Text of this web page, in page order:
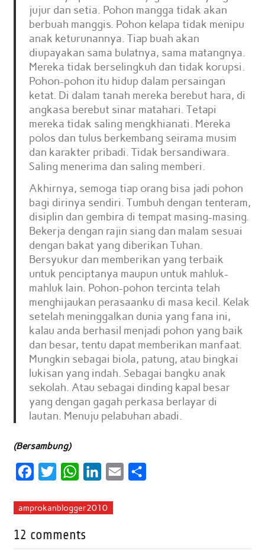
jujur dan setia. Pohon mangga tidak akan
berbuah manggis. Pohon kelapa tidak menipu
anak keturunannya. Tiap buah akan
diupayakan sama bulatnya, sama matangnya.
Mereka tidak berselingkuh dan tidak korupsi.
Pohon-pohon itu hidup dalam persaingan
ketat. Di dalam tanah mereka berebut hara, di
angkasa berebut sinar matahari. Tetapi
mereka tidak saling mengkhianati. Mereka
polos dan tulus berkembang seirama musim
dan karakter pribadi. Tidak bersandiwara.
Saling menerima dan saling memberi.
Akhirnya, semoga tiap orang bisa jadi pohon
bagi dirinya sendiri. Tumbuh dengan tenteram,
disiplin dan gembira di tempat masing-masing.
Bekerja dengan rajin siang dan malam sesuai
dengan bakat yang diberikan Tuhan.
Bersyukur dan memberikan yang terbaik
untuk penciptanya maupun untuk mahluk-
mahluk lain. Pohon-pohon tercinta telah
menghijaukan perasaanku di masa kecil. Kelak
setelah meninggalkan dunia yang fana ini,
kalau anda berhasil menjadi pohon yang baik
dan besar, tentu dapat memberikan manfaat.
Mungkin sebagai biola, patung, atau bingkai
lukisan yang indah. Sebagai bangku anak
sekolah. Atau sebagai dinding kapal besar
yang dengan gagah perkasa berlayar di
lautan. Menuju pelabuhan abadi.
(Bersambung)
c
b
i
t
W
a
s
n
amprokanblogger2010
12 comments